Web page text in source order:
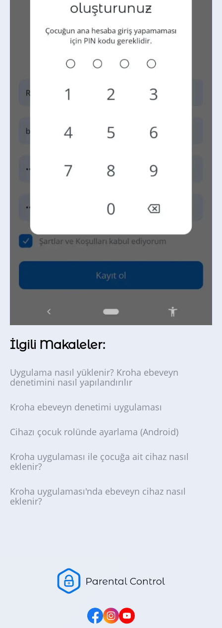
İlgili Makaleler:
Uygulama nasıl yüklenir? Kroha ebeveyn
denetimini nasıl yapılandırılır
Kroha ebeveyn denetimi uygulaması
Cihazı çocuk rolünde ayarlama (Android)
Kroha uygulaması ile çocuğa ait cihaz nasıl
eklenir?
Kroha uygulaması'nda ebeveyn cihaz nasıl
eklenir?